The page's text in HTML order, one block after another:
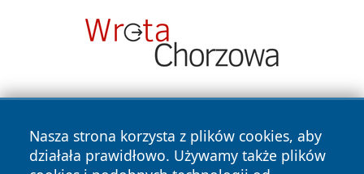
Nasza strona korzysta z plików cookies, aby
działała prawidłowo. Używamy także plików